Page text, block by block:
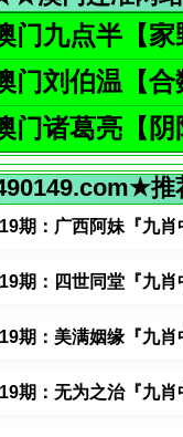
门九点半【
门刘伯温【
门诸葛亮【
推
期：广西阿妹『九肖
期：四世同堂『九肖
期：美满姻缘『九肖
期：无为之治『九肖